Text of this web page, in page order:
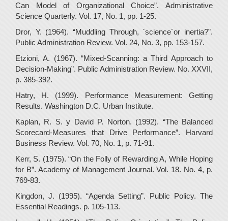
Can Model of Organizational Choice”. Administrative
Science Quarterly. Vol. 17, No. 1, pp. 1-25.
Dror, Y. (1964). “Muddling Through, `science´or inertia?”.
Public Administration Review. Vol. 24, No. 3, pp. 153-157.
Etzioni, A. (1967). “Mixed-Scanning: a Third Approach to
Decision-Making”. Public Administration Review. No. XXVII,
p. 385-392.
Hatry, H. (1999). Performance Measurement: Getting
Results. Washington D.C. Urban Institute.
Kaplan, R. S. y David P. Norton. (1992). “The Balanced
Scorecard-Measures that Drive Performance”. Harvard
Business Review. Vol. 70, No. 1, p. 71-91.
Kerr, S. (1975). “On the Folly of Rewarding A, While Hoping
for B”. Academy of Management Journal. Vol. 18. No. 4, p.
769-83.
Kingdon, J. (1995). “Agenda Setting”. Public Policy. The
Essential Readings. p. 105-113.